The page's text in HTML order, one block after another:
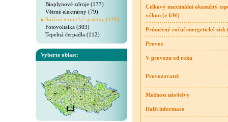
Bioplynové zdroje (177)
Větrné elektrárny (79)
Solární termické systémy (419)
Fotovoltaika (303)
Tepelná čerpadla (112)
Vyberte oblast:
Celkový maximální okamžitý
výkon (v kW)
Průměrný roční energetický zisk
Provoz
V provozu od roku
Provozovatel
Možnost návštěvy
Další informace